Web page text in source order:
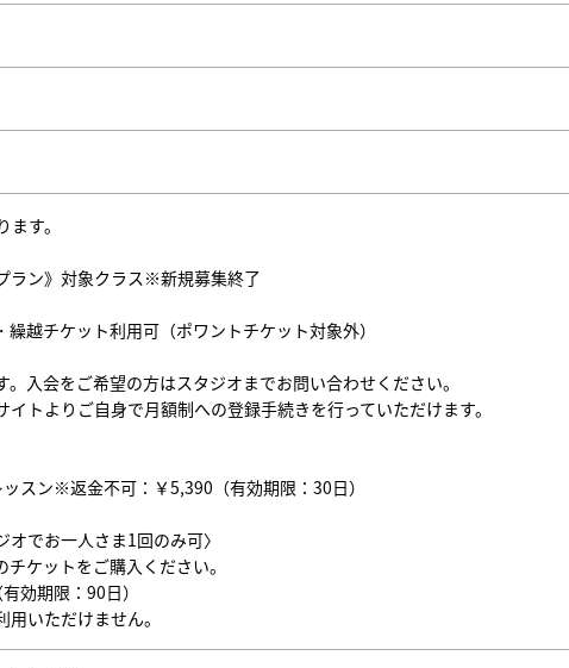
す。
ラン》対象クラス※新規募集終了
越チケット利用可（ポワントチケット対象外）
入会をご希望の方はスタジオまでお問い合わせください。
トよりご自身で月額制への登録手続きを行っていただけます。
スン※返金不可：￥5,390（有効期限：30日）
でお一人さま1回のみ可〉
ケットをご購入ください。
効期限：90日）
いただけません。